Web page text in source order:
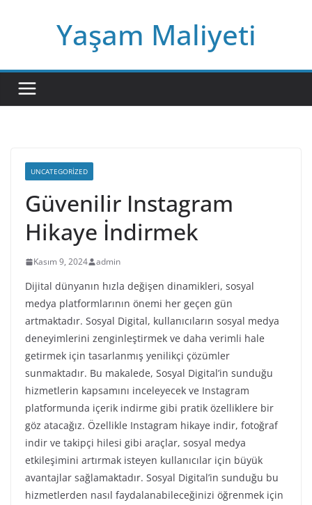
Yaşam Maliyeti
UNCATEGORIZED
Güvenilir Instagram
Hikaye İndirmek
Kasım 9, 2024 admin
Dijital dünyanın hızla değişen dinamikleri, sosyal
medya platformlarının önemi her geçen gün
artmaktadır. Sosyal Digital, kullanıcıların sosyal medya
deneyimlerini zenginleştirmek ve daha verimli hale
getirmek için tasarlanmış yenilikçi çözümler
sunmaktadır. Bu makalede, Sosyal Digital’in sunduğu
hizmetlerin kapsamını inceleyecek ve Instagram
platformunda içerik indirme gibi pratik özelliklere bir
göz atacağız. Özellikle Instagram hikaye indir, fotoğraf
indir ve takipçi hilesi gibi araçlar, sosyal medya
etkileşimini artırmak isteyen kullanıcılar için büyük
avantajlar sağlamaktadır. Sosyal Digital’in sunduğu bu
hizmetlerden nasıl faydalanabileceğinizi öğrenmek için